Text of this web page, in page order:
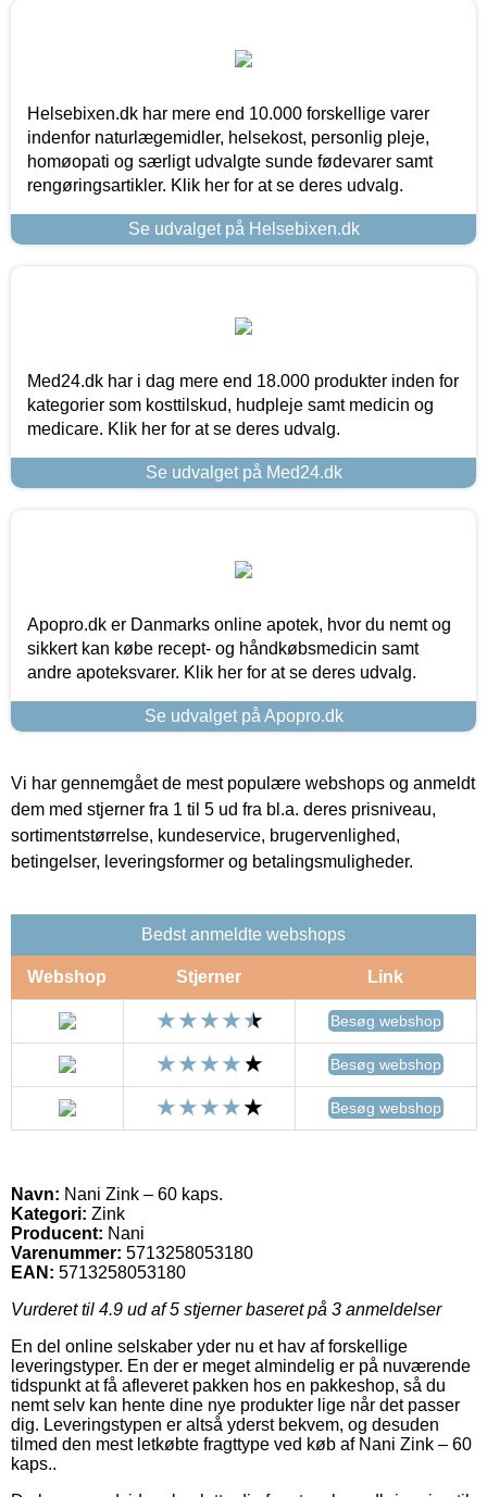
Helsebixen.dk har mere end 10.000 forskellige varer
indenfor naturlægemidler, helsekost, personlig pleje,
homøopati og særligt udvalgte sunde fødevarer samt
rengøringsartikler. Klik her for at se deres udvalg.
Se udvalget på Helsebixen.dk
Med24.dk har i dag mere end 18.000 produkter inden for
kategorier som kosttilskud, hudpleje samt medicin og
medicare. Klik her for at se deres udvalg.
Se udvalget på Med24.dk
Apopro.dk er Danmarks online apotek, hvor du nemt og
sikkert kan købe recept- og håndkøbsmedicin samt
andre apoteksvarer. Klik her for at se deres udvalg.
Se udvalget på Apopro.dk
Vi har gennemgået de mest populære webshops og anmeldt
dem med stjerner fra 1 til 5 ud fra bl.a. deres prisniveau,
sortimentstørrelse, kundeservice, brugervenlighed,
betingelser, leveringsformer og betalingsmuligheder.
Bedst anmeldte webshops
Webshop Stjerner Link
Besøg webshop
Besøg webshop
Besøg webshop
Navn: Nani Zink – 60 kaps.
Kategori: Zink
Producent: Nani
Varenummer: 5713258053180
EAN: 5713258053180
Vurderet til 4.9 ud af 5 stjerner baseret på 3 anmeldelser
En del online selskaber yder nu et hav af forskellige
leveringstyper. En der er meget almindelig er på nuværende
tidspunkt at få afleveret pakken hos en pakkeshop, så du
nemt selv kan hente dine nye produkter lige når det passer
dig. Leveringstypen er altså yderst bekvem, og desuden
tilmed den mest letkøbte fragttype ved køb af Nani Zink – 60
kaps..